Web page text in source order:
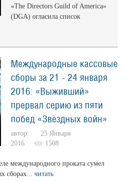
«The Directors Guild of America»
(DGA) огласила список
Международные кассовые
сборы за 21 - 24 января
2016: «Выживший»
прервал серию из пяти
побед «Звёздных войн»
автор: 25 Января
2016
1508
международного проката сумел
сборах... читать